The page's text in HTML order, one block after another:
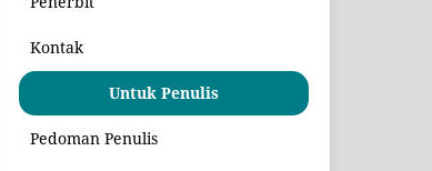
Kontak
Untuk Penulis
Pedoman Penulis